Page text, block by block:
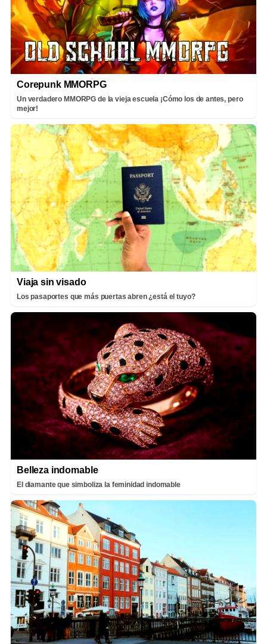
Corepunk MMORPG
Un verdadero MMORPG de la vieja escuela ¡Cómo los de antes, pero
mejor!
Viaja sin visado
Los pasaportes que más puertas abren ¿está el tuyo?
Belleza indomable
El diamante que simboliza la feminidad indomable